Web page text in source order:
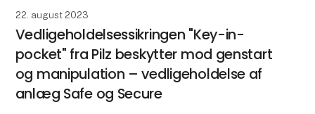
22. august 2023
Vedligeholdelsessikringen "Key-in-
pocket" fra Pilz beskytter mod genstart
og manipulation – vedligeholdelse af
anlæg Safe og Secure